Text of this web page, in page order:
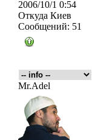
2006/10/1 0:54
Откуда Киев
Сообщений: 51
Mr.Adel